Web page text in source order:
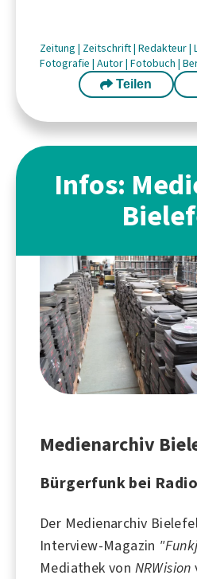
Zeitung | Zeitschrift| Redakteur|
Fotografie | Autor| Fotobuch |
Teilen
Infos:
Medienarchiv
Bürgerfunk bei
Der Medienarchiv
Interview-Magazin
Mediathek von NRWision